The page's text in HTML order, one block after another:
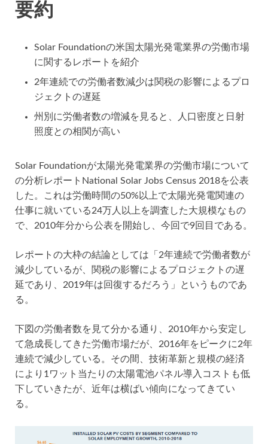
要約
Solar Foundationの米国太陽光発電業界の労働市場
に関するレポートを紹介
2年連続での労働者数減少は関税の影響によるプロ
ジェクトの遅延
州別に労働者数の増減を見ると、人口密度と日射
照度との相関が高い
Solar Foundationが太陽光発電業界の労働市場について
の分析レポートNational Solar Jobs Census 2018を公表
した。これは労働時間の50%以上で太陽光発電関連の
仕事に就いている24万人以上を調査した大規模なもの
で、2010年分から公表を開始し、今回で9回目である。
レポートの大枠の結論としては「2年連続で労働者数が
減少しているが、関税の影響によるプロジェクトの遅
延であり、2019年は回復するだろう」というものであ
る。
下図の労働者数を見て分かる通り、2010年から安定し
て急成長してきた労働市場だが、2016年をピークに2年
連続で減少している。その間、技術革新と規模の経済
により1ワット当たりの太陽電池パネル導入コストも低
下していきたが、近年は横ばい傾向になってきてい
る。